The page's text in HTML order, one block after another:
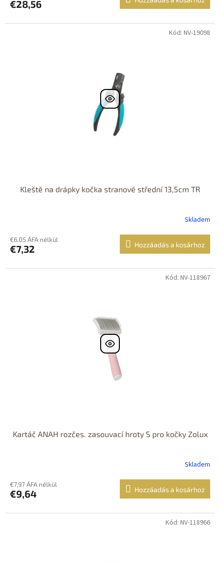
€28,56
Kleště na drápky kočka stranové střední 13,5cm TR
Skladem
€6,05 ÁFA nélkül
€7,32 Hozzáadás a kosárhoz
Kód: NV-19098
Kartáč ANAH rozčes. zasouvací hroty S pro kočky Zolux
Skladem
€7,97 ÁFA nélkül
€9,64 Hozzáadás a kosárhoz
Kód: NV-118967
Kód: NV-118966